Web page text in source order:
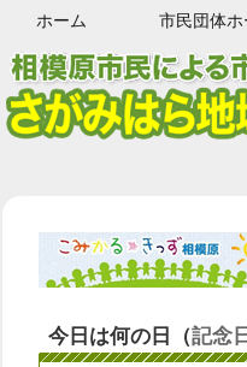
content
ホーム 市民団体
今日は何の日（記念